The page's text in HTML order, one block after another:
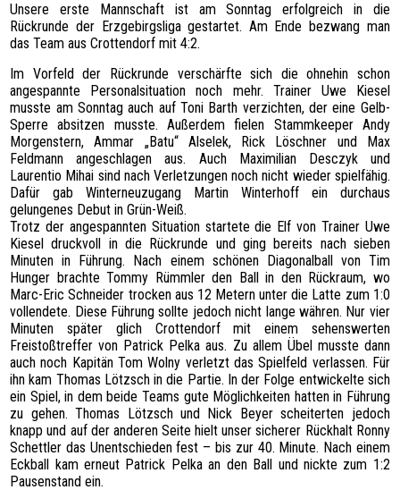
SPONSOREN
HATTRICK
FOTOGALERIE
KONTAKT
Unsere erste Mannschaft ist am Sonntag erfolgreich in die
Rückrunde der Erzgebirgsliga gestartet. Am Ende bezwang man
das Team aus Crottendorf mit 4:2.
Im Vorfeld der Rückrunde verschärfte sich die ohnehin schon
angespannte Personalsituation noch mehr. Trainer Uwe Kiesel
musste am Sonntag auch auf Toni Barth verzichten, der eine Gelb-
Sperre absitzen musste. Außerdem fielen Stammkeeper Andy
Morgenstern, Ammar „Batu“ Alselek, Rick Löschner und Max
Feldmann angeschlagen aus. Auch Maximilian Desczyk und
Laurentio Mihai sind nach Verletzungen noch nicht wieder spielfähig.
Dafür gab Winterneuzugang Martin Winterhoff ein durchaus
gelungenes Debut in Grün-Weiß.
Trotz der angespannten Situation startete die Elf von Trainer Uwe
Kiesel druckvoll in die Rückrunde und ging bereits nach sieben
Minuten in Führung. Nach einem schönen Diagonalball von Tim
Hunger brachte Tommy Rümmler den Ball in den Rückraum, wo
Marc-Eric Schneider trocken aus 12 Metern unter die Latte zum 1:0
vollendete. Diese Führung sollte jedoch nicht lange währen. Nur vier
Minuten später glich Crottendorf mit einem sehenswerten
Freistoßtreffer von Patrick Pelka aus. Zu allem Übel musste dann
auch noch Kapitän Tom Wolny verletzt das Spielfeld verlassen. Für
ihn kam Thomas Lötzsch in die Partie. In der Folge entwickelte sich
ein Spiel, in dem beide Teams gute Möglichkeiten hatten in Führung
zu gehen. Thomas Lötzsch und Nick Beyer scheiterten jedoch
knapp und auf der anderen Seite hielt unser sicherer Rückhalt Ronny
Schettler das Unentschieden fest – bis zur 40. Minute. Nach einem
Eckball kam erneut Patrick Pelka an den Ball und nickte zum 1:2
Pausenstand ein.